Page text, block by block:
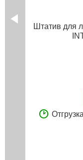
Штатив для